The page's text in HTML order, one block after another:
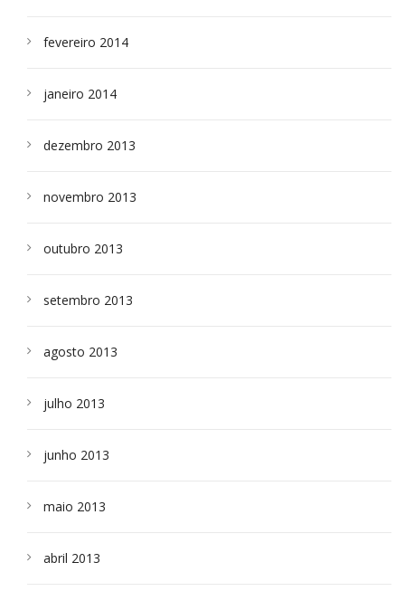
fevereiro 2014
janeiro 2014
dezembro 2013
novembro 2013
outubro 2013
setembro 2013
agosto 2013
julho 2013
junho 2013
maio 2013
abril 2013